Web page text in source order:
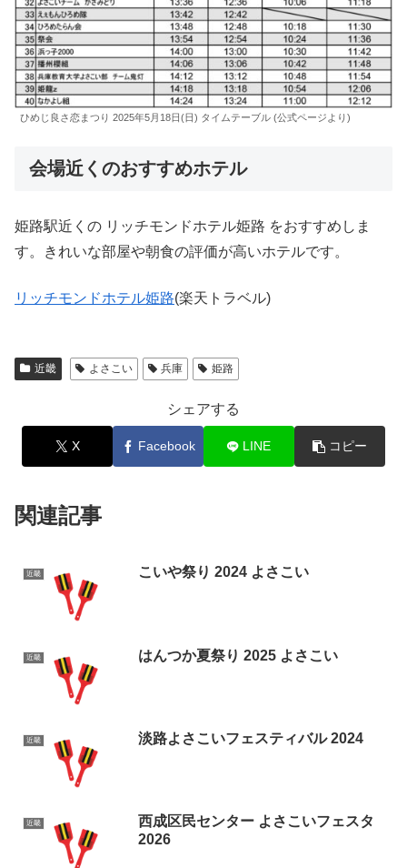
ひめじ良さ恋まつり 2025年5月18日(日) タイムテーブル (公式ページより)
会場近くのおすすめホテル
姫路駅近くの リッチモンドホテル姫路 をおすすめしま
す。きれいな部屋や朝食の評価が高いホテルです。
リッチモンドホテル姫路(楽天トラベル)
近畿 よさこい 兵庫 姫路
シェアする
X Facebook LINE コピー
関連記事
近畿 こいや祭り 2024 よさこい
近畿 はんつか夏祭り 2025 よさこい
近畿 淡路よさこいフェスティバル 2024
近畿
西成区民センター よさこいフェスタ
2026